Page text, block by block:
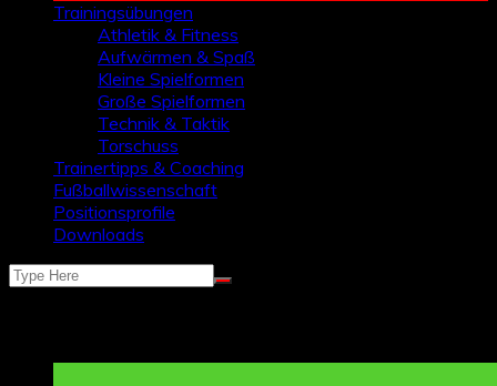
Trainingsübungen
Athletik & Fitness
Aufwärmen & Spaß
Kleine Spielformen
Große Spielformen
Technik & Taktik
Torschuss
Trainertipps & Coaching
Fußballwissenschaft
Positionsprofile
Downloads